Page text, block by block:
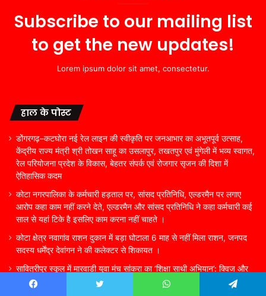
Subscribe to our mailing list
to get the new updates!
Lorem ipsum dolor sit amet, consectetur.
हाल के पोस्ट
डोंगरगढ़–कटघोरा नई रेल लाइन की स्वीकृति पर जनआभार का अभूतपूर्व उत्साह,
केंद्रीय राज्य मंत्री श्री तोखन साहू का उसलापुर, तखतपुर एवं मुंगेली में भव्य स्वागत,
रेल परियोजना प्रदेश के विकास, बेहतर संपर्क एवं रोजगार सृजन की दिशा में
ऐतिहासिक कदम
कोटा नगरपालिका के कर्मचारी हड़ताल पर, सांसद प्रतिनिधि, एल्डरमैन पर लगाए
आरोप कहा काम नहीं करने देते, एल्डरमैन और सांसद प्रतिनिधि ने कहा कर्मचारी कई
साल से यहां टिके है इसलिए काम करना नहीं चाहते ।
कोटा क्षेत्र नवागांव राशन दुकान में बड़ा घोटाला 6 माह से नहीं मिला राशन, जनपद
सदस्य धर्मेंद्र देवांगन ने की कलेक्टर से शिकायत ।
सावित्रीपुर स्कूल में मारवाड़ी युवा मंच सांकरा का ‘शिक्षा साथी अभियान’: क्विज और
पौधारोपण से बच्चों में बढ़ा उत्साह